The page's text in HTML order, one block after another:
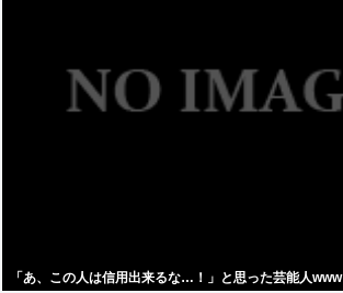
「あ、この人は信用出来るな…！」と思った芸能人www